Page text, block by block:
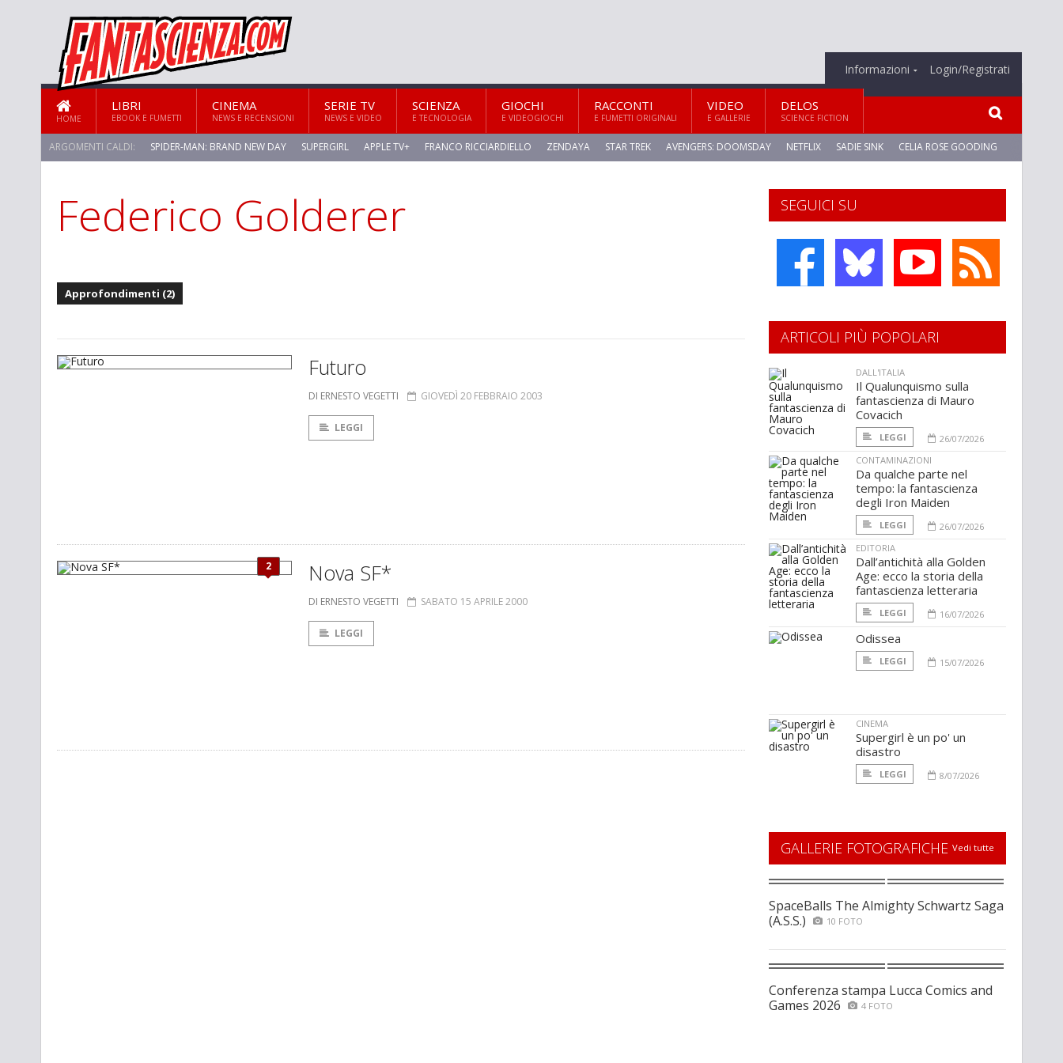
Informazioni Login/Registrati
HOME
LIBRI
EBOOK E FUMETTI
CINEMA
NEWS E RECENSIONI
SERIE TV
NEWS E VIDEO
SCIENZA
E TECNOLOGIA
GIOCHI
E VIDEOGIOCHI
RACCONTI
E FUMETTI ORIGINALI
VIDEO
E GALLERIE
DELOS
SCIENCE FICTION
ARGOMENTI CALDI: SPIDER-MAN: BRAND NEW DAY SUPERGIRL APPLE TV+ FRANCO RICCIARDIELLO ZENDAYA STAR TREK AVENGERS: DOOMSDAY NETFLIX SADIE SINK CELIA ROSE GOODING
Federico Golderer
Approfondimenti (2)
Futuro
DI ERNESTO VEGETTI GIOVEDÌ 20 FEBBRAIO 2003
LEGGI
2 Nova SF*
DI ERNESTO VEGETTI SABATO 15 APRILE 2000
LEGGI
SEGUICI SU
ARTICOLI PIÙ POPOLARI
DALL'ITALIA
Il Qualunquismo sulla
fantascienza di Mauro
Covacich
LEGGI
26/07/2026
CONTAMINAZIONI
Da qualche parte nel
tempo: la fantascienza
degli Iron Maiden
LEGGI
26/07/2026
EDITORIA
Dall’antichità alla Golden
Age: ecco la storia della
fantascienza letteraria
LEGGI 16/07/2026
Odissea
LEGGI 15/07/2026
CINEMA
Supergirl è un po' un
disastro
LEGGI 8/07/2026
GALLERIE FOTOGRAFICHE Vedi tutte
SpaceBalls The Almighty Schwartz Saga
(A.S.S.)
10 FOTO
Conferenza stampa Lucca Comics and
Games 2026
4 FOTO